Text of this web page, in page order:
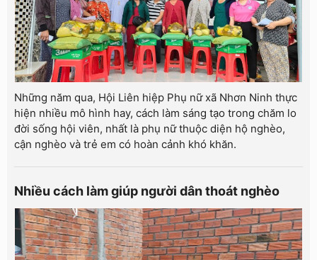
Những năm qua, Hội Liên hiệp Phụ nữ xã Nhơn Ninh thực
hiện nhiều mô hình hay, cách làm sáng tạo trong chăm lo
đời sống hội viên, nhất là phụ nữ thuộc diện hộ nghèo,
cận nghèo và trẻ em có hoàn cảnh khó khăn.
Nhiều cách làm giúp người dân thoát nghèo